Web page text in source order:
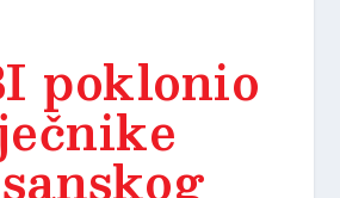
poklonio